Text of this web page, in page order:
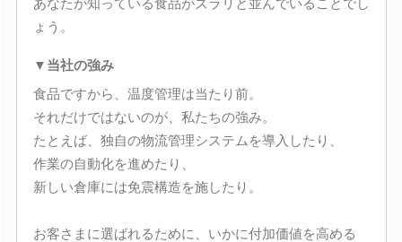
ょう。
▼当社の強み
食品ですから、温度管理は当たり前。
それだけではないのが、私たちの強み。
たとえば、独自の物流管理システムを導入したり、
作業の自動化を進めたり、
新しい倉庫には免震構造を施したり。
お客さまに選ばれるために、いかに付加価値を高める